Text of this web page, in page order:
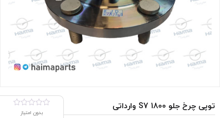
توپی چرخ جلو S7 1800 وارداتی
بدون امتیاز